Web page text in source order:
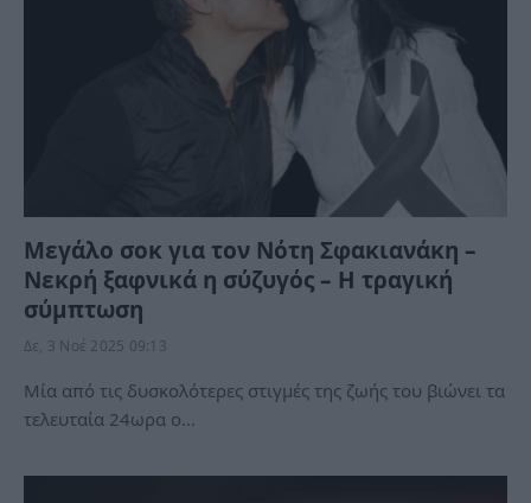
Μεγάλο σοκ για τον Νότη Σφακιανάκη –
Νεκρή ξαφνικά η σύζυγός – Η τραγική
σύμπτωση
Δε, 3 Νοέ 2025 09:13
Μία από τις δυσκολότερες στιγμές της ζωής του βιώνει τα
τελευταία 24ωρα ο…